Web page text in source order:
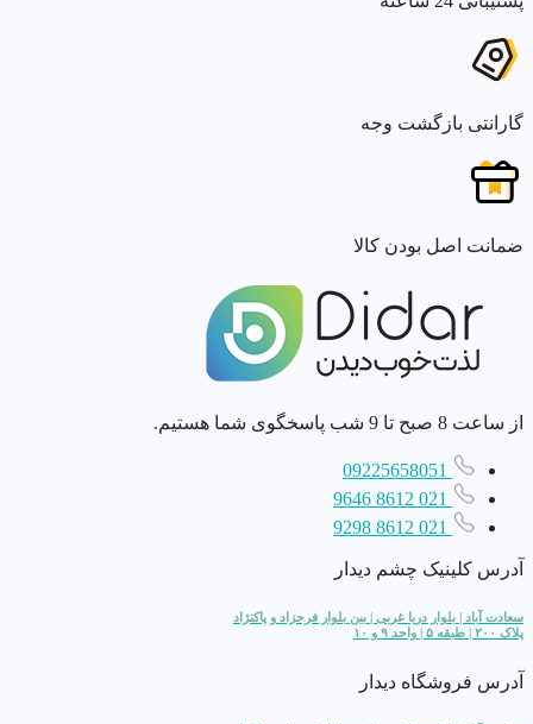
گارانتی بازگشت وجه
ضمانت اصل بودن کالا
از ساعت 8 صبح تا 9 شب پاسخگوی شما هستیم.
09225658051
021 8612 9646
021 8612 9298
آدرس کلینیک چشم دیدار
سعادت آباد | بلوار دریا غربی | بین بلوار فرحزاد و پاکنژاد
پلاک ۲۰۰ | طبقه ۵ | واحد ۹ و ۱۰
آدرس فروشگاه دیدار